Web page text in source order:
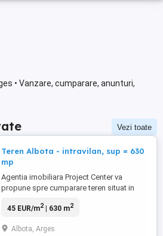
• Vanzare, cumparare, anunturi,
Vezi toate
Teren Albota - intravilan, sup = 630
mp
Agentia imobiliara Project Center va
propune spre cumparare teren situat in
avand deschidere de 40 m. Terenul este la
continua dezvoltare. Apa si curentul sunt
45 EUR/m2| 630 m2
Albota, Arges